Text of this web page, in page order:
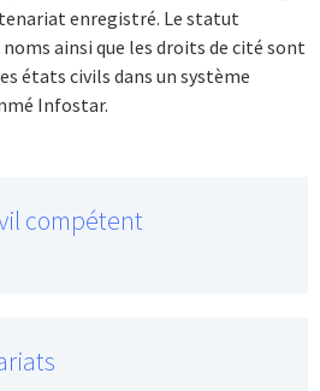
enregistré. Le statut
ainsi que les droits de cité sont
états civils dans un système
Infostar.
compétent